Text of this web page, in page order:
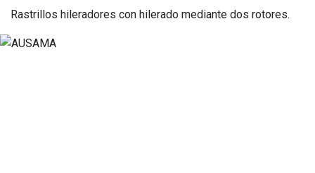
Rastrillos hileradores con hilerado mediante dos rotores.